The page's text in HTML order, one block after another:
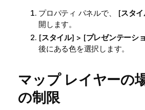
プロパティ パネルで、 [スタ
開します。
[スタイル] > [プレゼンテーシ
後にある色を選択します。
マップ レイヤーの
の制限